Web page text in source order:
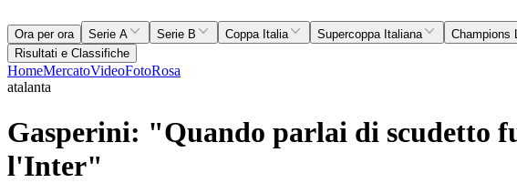
Ora per ora Serie A Serie B Coppa Italia Supercoppa Italiana Champions
Risultati e Classifiche
HomeMercatoVideoFotoRosa
atalanta
Gasperini: "Quando parlai di scudetto
l'Inter"